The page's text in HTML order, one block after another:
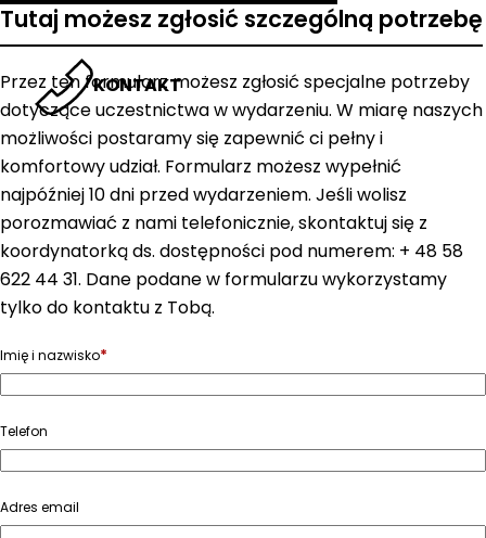
KONTAKT
Tutaj możesz zgłosić szczególną potrzebę
Przez ten formularz możesz zgłosić specjalne potrzeby
dotyczące uczestnictwa w wydarzeniu. W miarę naszych
możliwości postaramy się zapewnić ci pełny i
komfortowy udział. Formularz możesz wypełnić
najpóźniej 10 dni przed wydarzeniem. Jeśli wolisz
porozmawiać z nami telefonicznie, skontaktuj się z
koordynatorką ds. dostępności pod numerem: + 48 58
622 44 31. Dane podane w formularzu wykorzystamy
tylko do kontaktu z Tobą.
Imię i nazwisko*
Telefon
Adres email